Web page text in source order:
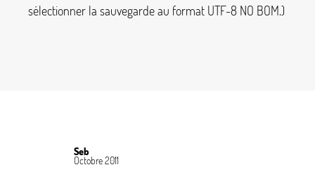
sélectionner la sauvegarde au format UTF-8 NO BOM.)
Seb
Octobre 2011